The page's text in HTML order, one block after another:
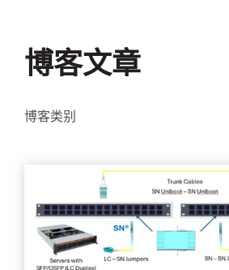
博客文章
博客类别